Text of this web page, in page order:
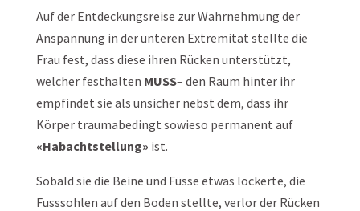
Auf der Entdeckungsreise zur Wahrnehmung der
Anspannung in der unteren Extremität stellte die
Frau fest, dass diese ihren Rücken unterstützt,
welcher festhalten MUSS– den Raum hinter ihr
empfindet sie als unsicher nebst dem, dass ihr
Körper traumabedingt sowieso permanent auf
«Habachtstellung» ist.
Sobald sie die Beine und Füsse etwas lockerte, die
Fusssohlen auf den Boden stellte, verlor der Rücken